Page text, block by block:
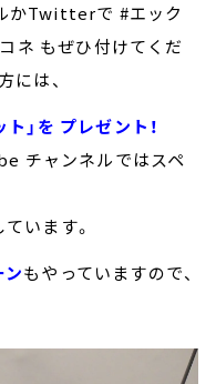
かTwitterで #エック
ネ もぜひ付けてくだ
には、
」を プレゼント！
チャンネルではスペ
います。
もやっていますので、